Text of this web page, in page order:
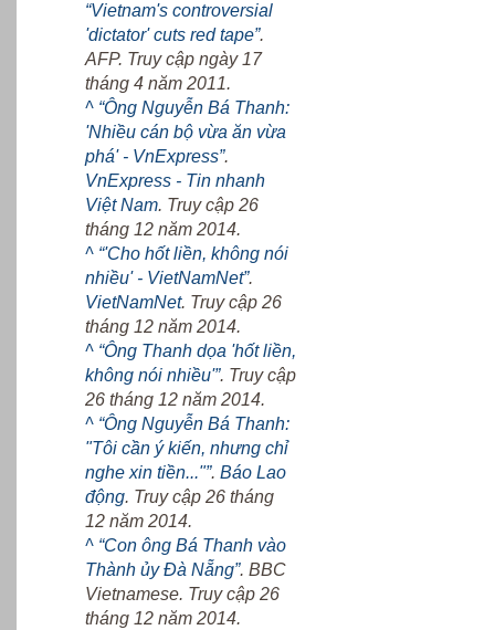
“Vietnam's controversial
'dictator' cuts red tape”.
AFP. Truy cập ngày 17
tháng 4 năm 2011.
^ “Ông Nguyễn Bá Thanh:
'Nhiều cán bộ vừa ăn vừa
phá' - VnExpress”.
VnExpress - Tin nhanh
Việt Nam. Truy cập 26
tháng 12 năm 2014.
^ “'Cho hốt liền, không nói
nhiều' - VietNamNet”.
VietNamNet. Truy cập 26
tháng 12 năm 2014.
^ “Ông Thanh dọa 'hốt liền,
không nói nhiều'”. Truy cập
26 tháng 12 năm 2014.
^ “Ông Nguyễn Bá Thanh:
"Tôi cần ý kiến, nhưng chỉ
nghe xin tiền..."”. Báo Lao
động. Truy cập 26 tháng
12 năm 2014.
^ “Con ông Bá Thanh vào
Thành ủy Đà Nẵng”. BBC
Vietnamese. Truy cập 26
tháng 12 năm 2014.